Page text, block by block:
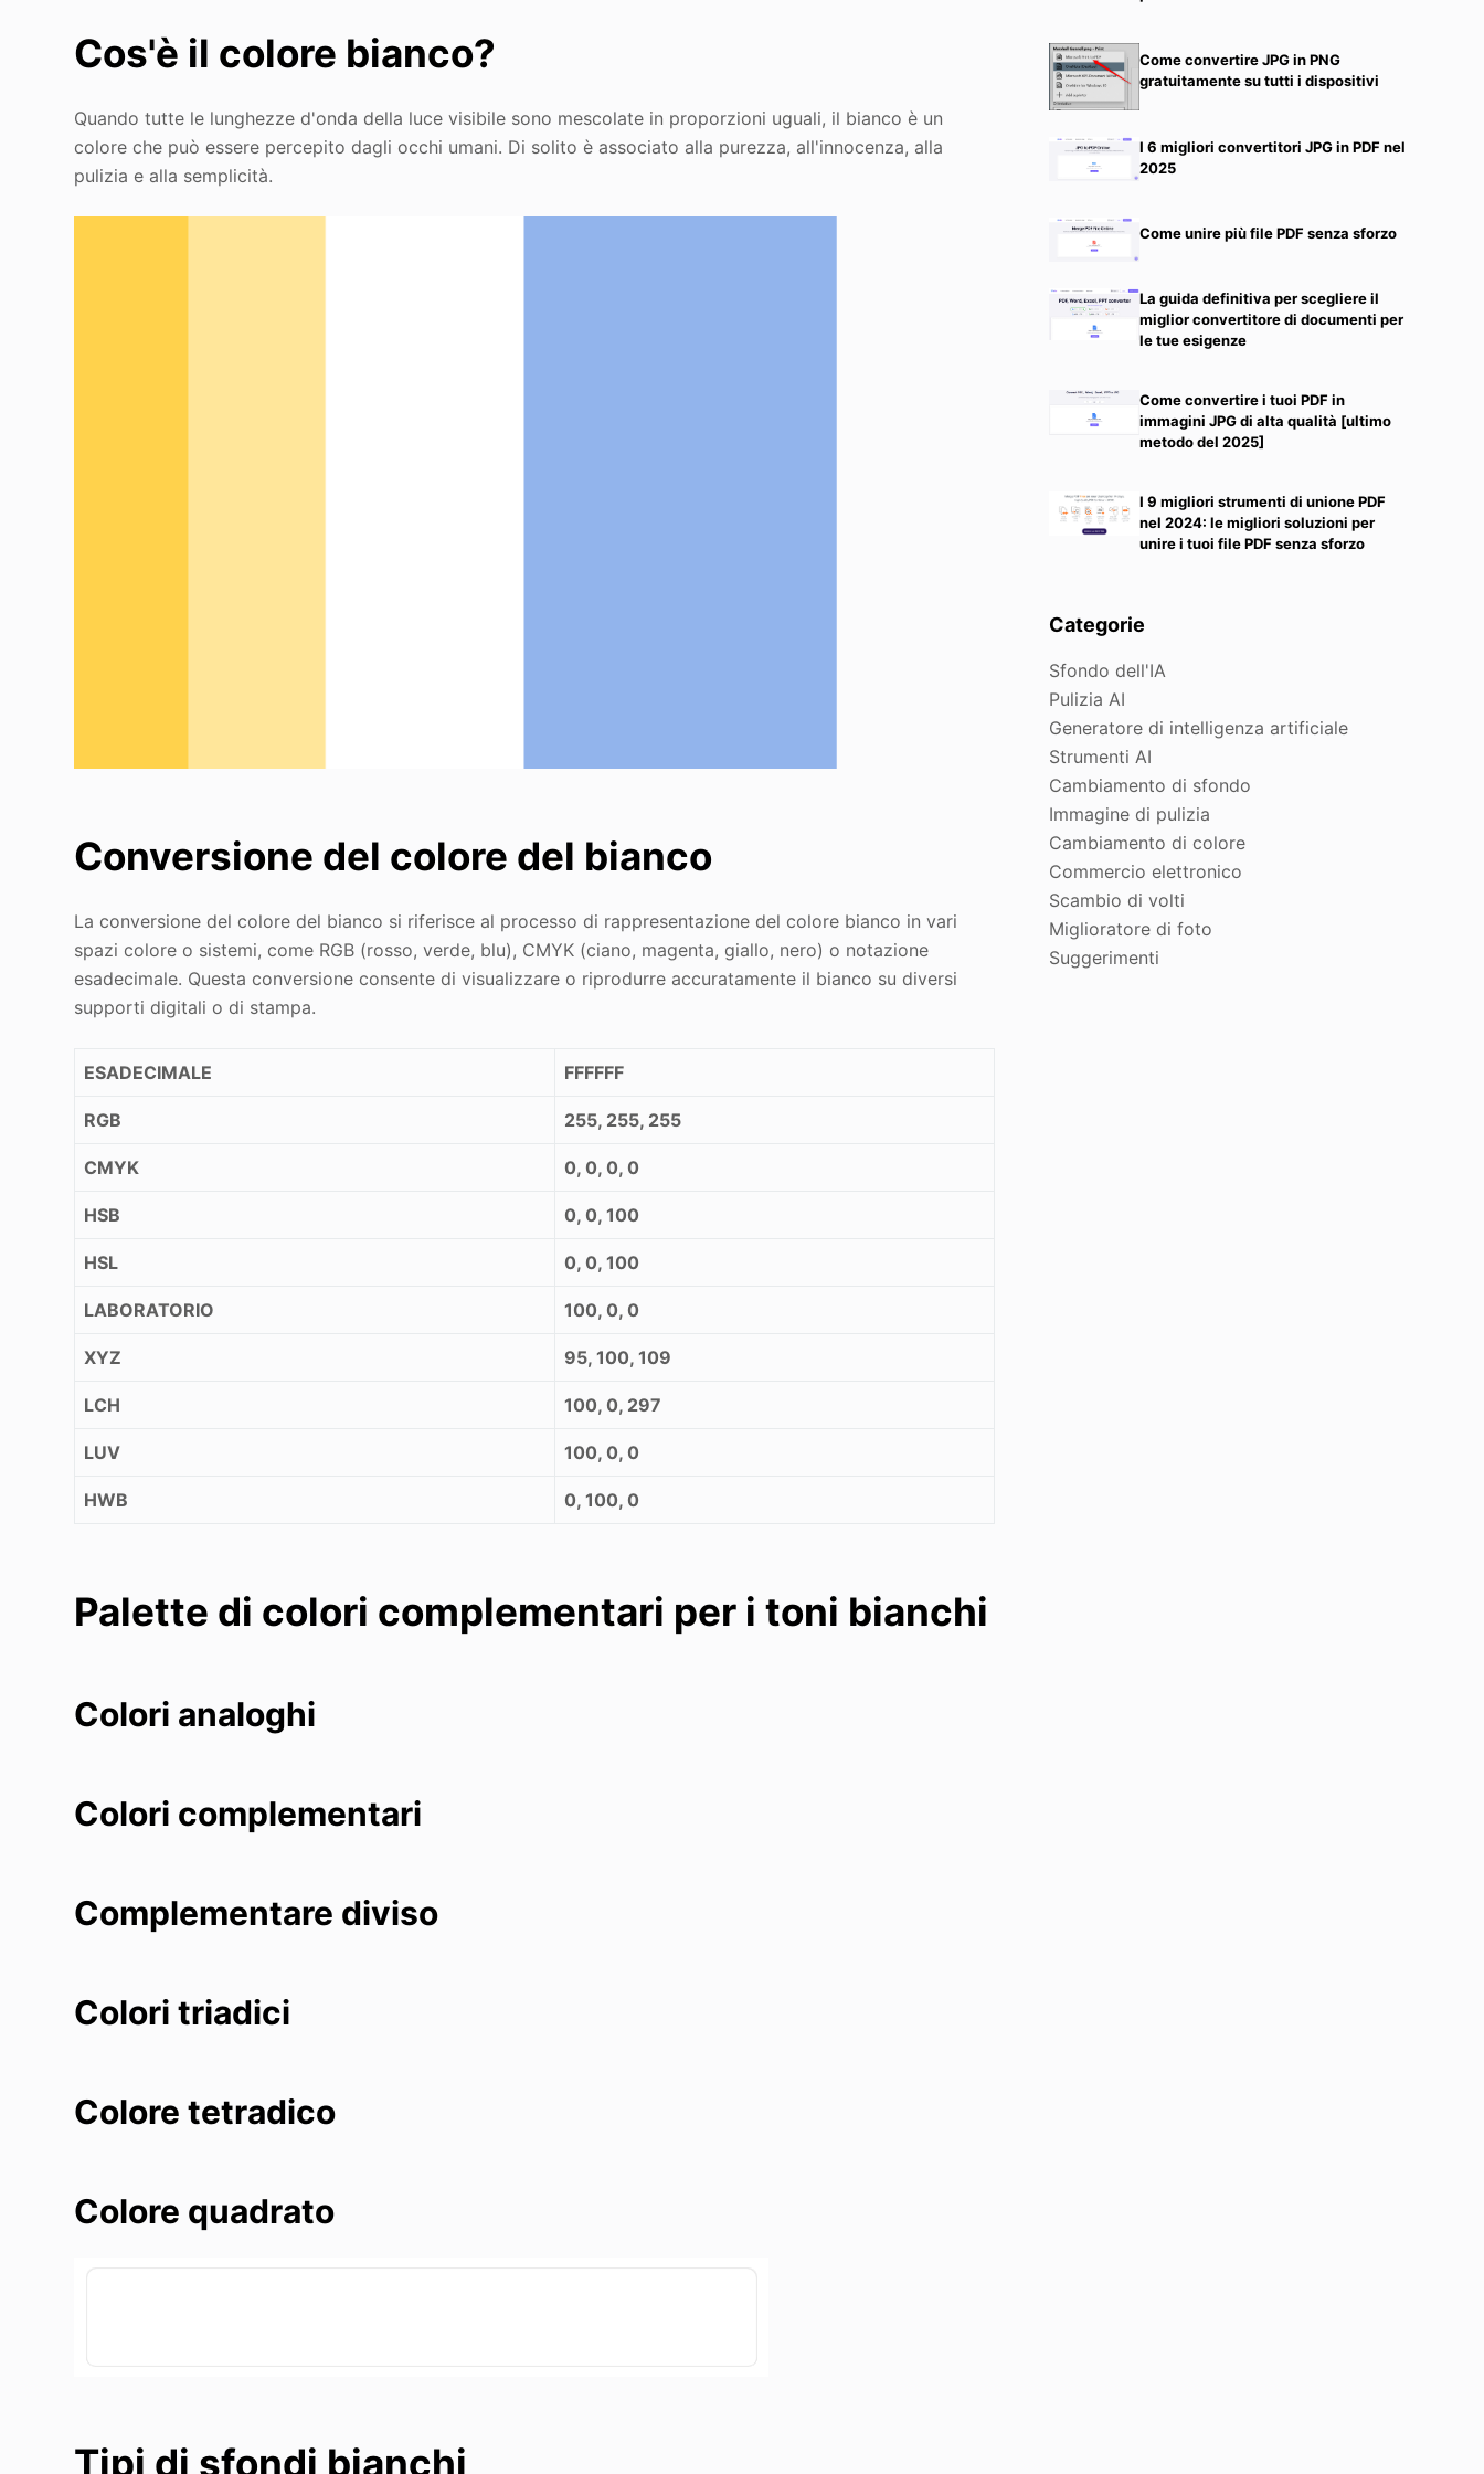
Cos'è il colore bianco?
Quando tutte le lunghezze d'onda della luce visibile sono mescolate in proporzioni uguali, il bianco è un
colore che può essere percepito dagli occhi umani. Di solito è associato alla purezza, all'innocenza, alla
pulizia e alla semplicità.
Conversione del colore del bianco
La conversione del colore del bianco si riferisce al processo di rappresentazione del colore bianco in vari
spazi colore o sistemi, come RGB (rosso, verde, blu), CMYK (ciano, magenta, giallo, nero) o notazione
esadecimale. Questa conversione consente di visualizzare o riprodurre accuratamente il bianco su diversi
supporti digitali o di stampa.
ESADECIMALE FFFFFF
RGB 255, 255, 255
CMYK 0, 0, 0, 0
HSB 0, 0, 100
HSL 0, 0, 100
LABORATORIO 100, 0, 0
XYZ 95, 100, 109
LCH 100, 0, 297
LUV 100, 0, 0
HWB 0, 100, 0
Palette di colori complementari per i toni bianchi
Colori analoghi
Colori complementari
Complementare diviso
Colori triadici
Colore tetradico
Colore quadrato
Tipi di sfondi bianchi
Come convertire JPG in PNG
gratuitamente su tutti i dispositivi
I 6 migliori convertitori JPG in PDF nel
2025
Come unire più file PDF senza sforzo
La guida definitiva per scegliere il
miglior convertitore di documenti per
le tue esigenze
Come convertire i tuoi PDF in
immagini JPG di alta qualità [ultimo
metodo del 2025]
I 9 migliori strumenti di unione PDF
nel 2024: le migliori soluzioni per
unire i tuoi file PDF senza sforzo
Categorie
Sfondo dell'IA
Pulizia AI
Generatore di intelligenza artificiale
Strumenti AI
Cambiamento di sfondo
Immagine di pulizia
Cambiamento di colore
Commercio elettronico
Scambio di volti
Miglioratore di foto
Suggerimenti